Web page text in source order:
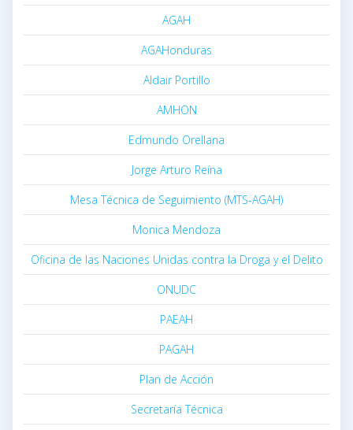
AGAH
AGAHonduras
Aldair Portillo
AMHON
Edmundo Orellana
Jorge Arturo Reína
Mesa Técnica de Seguimiento (MTS-AGAH)
Monica Mendoza
Oficina de las Naciones Unidas contra la Droga y el Delito
ONUDC
PAEAH
PAGAH
Plan de Acción
Secretaría Técnica